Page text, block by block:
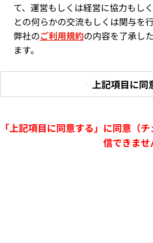
て、運営もしくは経営に協力もし
との何らかの交流もしくは関与を
弊社のご利用規約の内容を了承し
ます。
上記項目に同
「上記項目に同意する」に同意（
信できませ